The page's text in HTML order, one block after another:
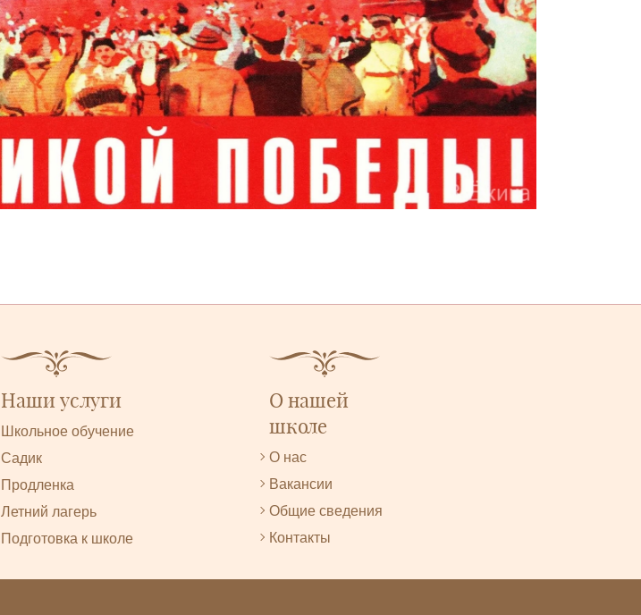
Наши услуги
Школьное обучение
Садик
Продленка
Летний лагерь
Подготовка к школе
О нашей
школе
О нас
Вакансии
Общие сведения
Контакты